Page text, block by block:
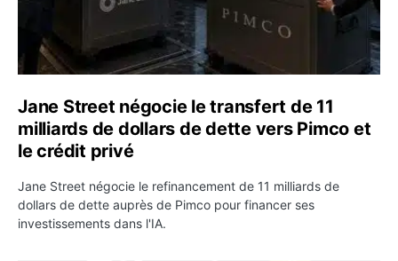
Jane Street négocie le transfert de 11
milliards de dollars de dette vers Pimco et
le crédit privé
Jane Street négocie le refinancement de 11 milliards de
dollars de dette auprès de Pimco pour financer ses
investissements dans l'IA.